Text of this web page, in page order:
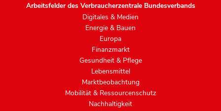
Arbeitsfelder des Verbraucherzentrale Bundesverbands
Digitales & Medien
Energie & Bauen
Europa
Finanzmarkt
Gesundheit & Pflege
Lebensmittel
Marktbeobachtung
Mobilität & Ressourcenschutz
Nachhaltigkeit